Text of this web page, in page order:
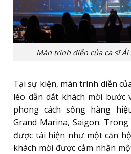
Màn trình diễn của ca sĩ Ái
Tại sự kiện, màn trình diễn
léo dẫn dắt khách mời bước
phong cách sống hàng
Grand Marina, Saigon.
được tái hiện như một căn
khách mời được cảm nhận